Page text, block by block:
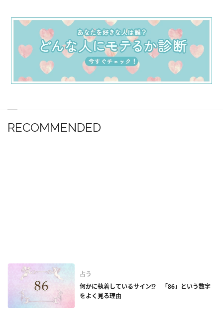
RECOMMENDED
占う
何かに執着しているサイン!? 「86」という数字
をよく見る理由